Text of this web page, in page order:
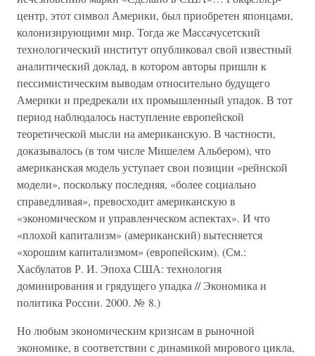
центр, этот символ Америки, был приобретен японцами,
колонизирующими мир. Тогда же Массачусетский
технологический институт опубликовал свой известный
аналитический доклад, в котором авторы пришли к
пессимистическим выводам относительно будущего
Америки и предрекали их промышленный упадок. В тот
период наблюдалось наступление европейской
теоретической мысли на американскую. В частности,
доказывалось (в том числе Мишелем Альбером), что
американская модель уступает свои позиции «рейнской
модели», поскольку последняя, «более социально
справедливая», превосходит американскую в
«экономическом и управленческом аспектах». И что
«плохой капитализм» (американский) вытесняется
«хорошим капитализмом» (европейским). (См.:
Хасбулатов Р. И. Эпоха США: технология
доминирования и грядущего упадка // Экономика и
политика России. 2000. № 8.)
Но любым экономическим кризисам в рыночной
экономике, в соответствии с динамикой мирового цикла,